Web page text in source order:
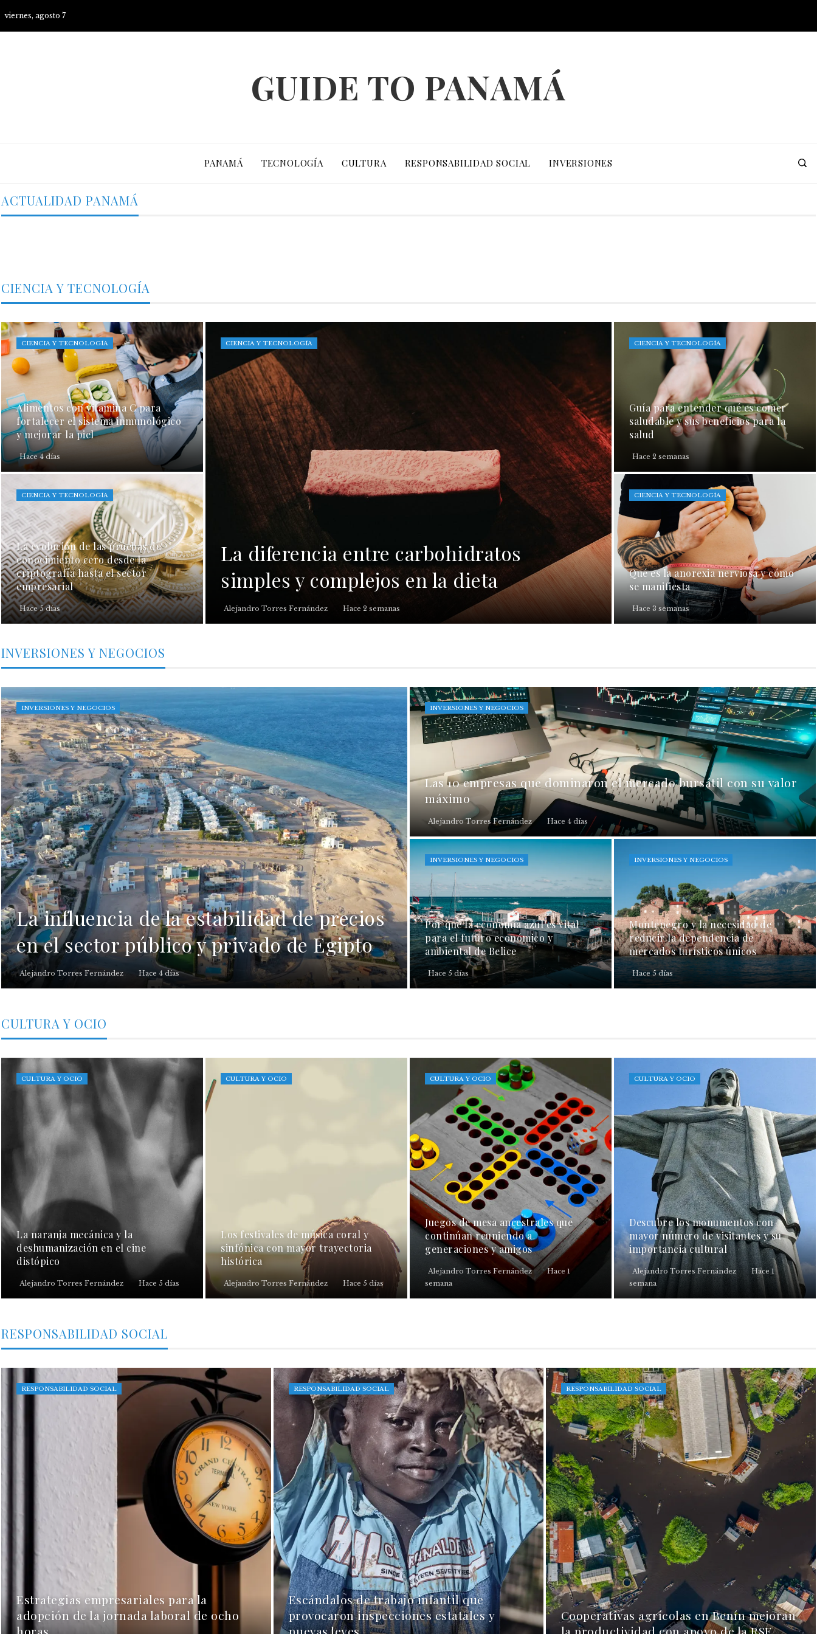
viernes, agosto 7
GUIDE TO PANAMÁ
PANAMÁ TECNOLOGÍA CULTURA RESPONSABILIDAD SOCIAL INVERSIONES
ACTUALIDAD PANAMÁ
CIENCIA Y TECNOLOGÍA
CIENCIA Y TECNOLOGÍA
Alimentos con vitamina C para
fortalecer el sistema inmunológico
y mejorar la piel
Hace 4 días
CIENCIA Y TECNOLOGÍA
La evolución de las pruebas de
conocimiento cero desde la
criptografía hasta el sector
empresarial
Hace 5 días
CIENCIA Y TECNOLOGÍA
La diferencia entre carbohidratos
simples y complejos en la dieta
Alejandro Torres Fernández Hace 2 semanas
CIENCIA Y TECNOLOGÍA
Guía para entender qué es comer
saludable y sus beneficios para la
salud
Hace 2 semanas
CIENCIA Y TECNOLOGÍA
Qué es la anorexia nerviosa y cómo
se manifiesta
Hace 3 semanas
INVERSIONES Y NEGOCIOS
INVERSIONES Y NEGOCIOS
La influencia de la estabilidad de precios
en el sector público y privado de Egipto
Alejandro Torres Fernández Hace 4 días
INVERSIONES Y NEGOCIOS
Las 10 empresas que dominaron el mercado bursátil con su valor
máximo
Alejandro Torres Fernández Hace 4 días
INVERSIONES Y NEGOCIOS
Por qué la economía azul es vital
para el futuro económico y
ambiental de Belice
Hace 5 días
INVERSIONES Y NEGOCIOS
Montenegro y la necesidad de
reducir la dependencia de
mercados turísticos únicos
Hace 5 días
CULTURA Y OCIO
CULTURA Y OCIO
La naranja mecánica y la
deshumanización en el cine
distópico
Alejandro Torres Fernández Hace 5 días
CULTURA Y OCIO
Los festivales de música coral y
sinfónica con mayor trayectoria
histórica
Alejandro Torres Fernández Hace 5 días
CULTURA Y OCIO
Juegos de mesa ancestrales que
continúan reuniendo a
generaciones y amigos
Alejandro Torres Fernández
Hace 1
semana
CULTURA Y OCIO
Descubre los monumentos con
mayor número de visitantes y su
importancia cultural
Alejandro Torres Fernández
Hace 1
semana
RESPONSABILIDAD SOCIAL
RESPONSABILIDAD SOCIAL
Estrategias empresariales para la
adopción de la jornada laboral de ocho
RESPONSABILIDAD SOCIAL
Escándalos de trabajo infantil que
provocaron inspecciones estatales y
RESPONSABILIDAD SOCIAL
Cooperativas agrícolas en Benín mejoran